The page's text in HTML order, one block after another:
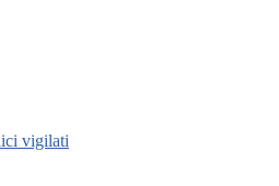
vigilati